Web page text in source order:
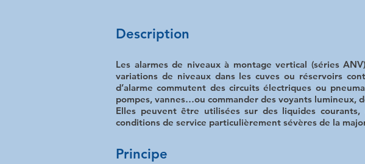
Description
Les alarmes de niveaux à montage vertical (séries
variations de niveaux dans les cuves ou réservoirs
d’alarme commutent des circuits électriques ou
pompes, vannes…ou commander des voyants lumineux,
Elles peuvent être utilisées sur des liquides
conditions de service particulièrement sévères de la
Principe